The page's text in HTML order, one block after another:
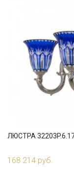
ЛЮСТРА
168 214 руб.